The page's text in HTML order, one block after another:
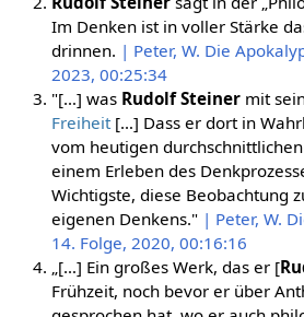
Im Denken ist in voller Stärke
drinnen. | Peter, W. Die
2023, 00:25:34
"[…] was Rudolf Steinermit
Freiheit[…] Dass er dort in
vom heutigen
einem Erleben des
Wichtigste, diese Beobachtung
eigenen Denkens." | Peter, W.
14. Folge, 2020, 00:16:16
„[…] Ein großes Werk, das er [
Frühzeit, noch bevor er über